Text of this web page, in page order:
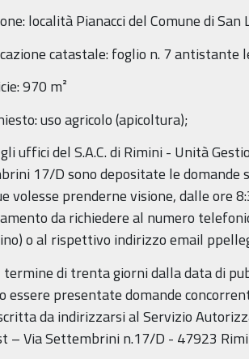
località Pianacci del Comune di San
catastale: foglio n. 7 antistante
970 m²
uso agricolo (apicoltura);
uffici del S.A.C. di Rimini - Unità
17/D sono depositate le domande
volesse prenderne visione, dalle ore
da richiedere al numero
o al rispettivo indirizzo email
di trenta giorni dalla data di
essere presentate domande
da indirizzarsi al Servizio
– Via Settembrini n.17/D - 47923